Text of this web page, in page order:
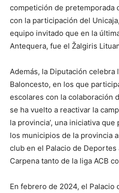
competición de pretemporada
con la participación del
equipo invitado que en la
Antequera, fue el Žalgiris
Además, la Diputación celebra
Baloncesto, en los que
escolares con la colaboración
se ha vuelto a reactivar la
la provincia’, una iniciativa
los municipios de la provincia
club en el Palacio de
Carpena tanto de la liga ACB
En febrero de 2024, el Palacio